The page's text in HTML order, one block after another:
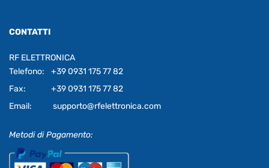
CONTATTI
RF ELETTRONICA
Telefono:
+39 0931 175 77 82
Fax:
+39 0931 175 77 82
Email:
supporto@rfelettronica.com
Metodi di Pagamento: